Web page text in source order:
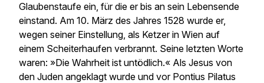
Glaubenstaufe ein, für die er bis an sein Lebensende
einstand. Am 10. März des Jahres 1528 wurde er,
wegen seiner Einstellung, als Ketzer in Wien auf
einem Scheiterhaufen verbrannt. Seine letzten Worte
waren: »Die Wahrheit ist untödlich.« Als Jesus von
den Juden angeklagt wurde und vor Pontius Pilatus